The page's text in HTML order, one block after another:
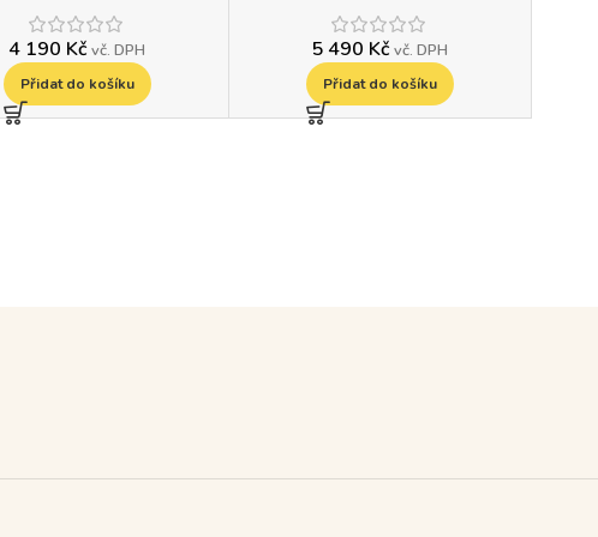
4 190 Kč vč. DPH
Přidat do košíku
5 490 Kč vč. DPH
Přidat do košíku